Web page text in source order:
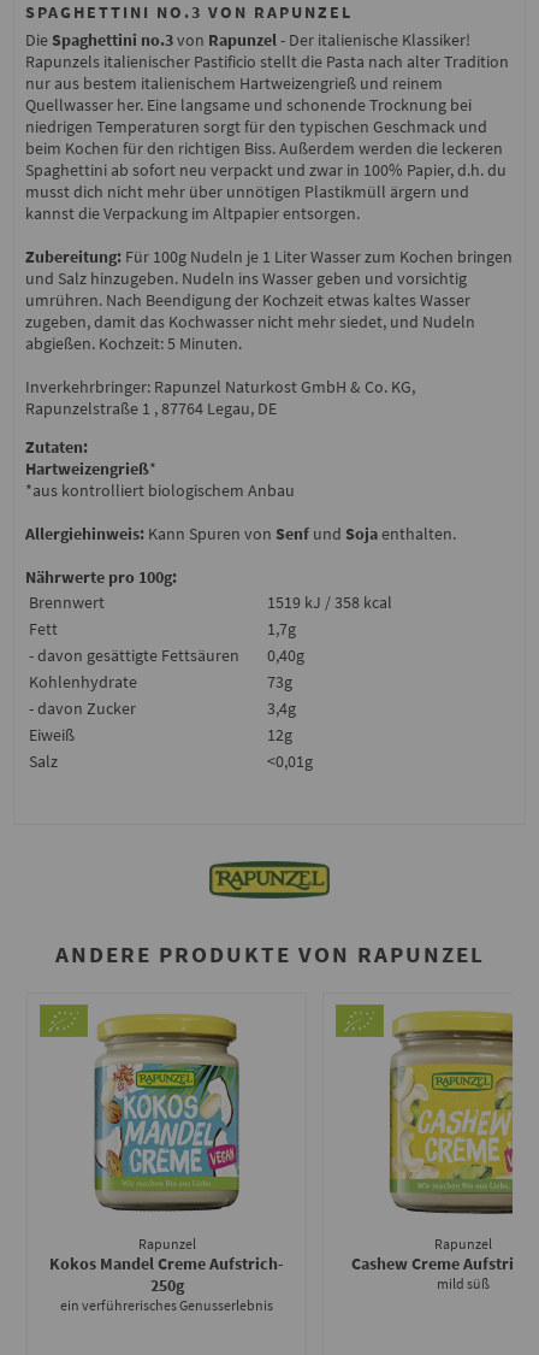
SPAGHETTINI NO.3 VON RAPUNZEL
DieSpaghettini no.3von Rapunzel- Der italienische Klassiker!
Rapunzels italienischer Pastificio stellt die Pasta nach alter Tradition
nur aus bestem italienischem Hartweizengrieß und reinem
Quellwasser her. Eine langsame und schonende Trocknung bei
niedrigen Temperaturen sorgt für den typischen Geschmack und
beim Kochen für den richtigen Biss. Außerdem werden die leckeren
Spaghettini ab sofort neu verpackt und zwar in 100% Papier, d.h. du
musst dich nicht mehr über unnötigen Plastikmüll ärgern und
kannst die Verpackung im Altpapier entsorgen.
Zubereitung:Für 100g Nudeln je 1 Liter Wasser zum Kochen bringen
und Salz hinzugeben. Nudeln ins Wasser geben und vorsichtig
umrühren. Nach Beendigung der Kochzeit etwas kaltes Wasser
zugeben, damit das Kochwasser nicht mehr siedet, und Nudeln
abgießen. Kochzeit: 5 Minuten.
Inverkehrbringer: Rapunzel Naturkost GmbH & Co. KG,
Rapunzelstraße 1 , 87764 Legau, DE
Zutaten:
Hartweizengrieß*
*aus kontrolliert biologischem Anbau
Allergiehinweis:Kann Spuren von Senfund Sojaenthalten.
Nährwerte pro 100g:
Brennwert
1519 kJ / 358 kcal
Fett
1,7g
- davon gesättigte Fettsäuren
0,40g
Kohlenhydrate
73g
- davon Zucker
3,4g
Eiweiß
12g
Salz
<0,01g
ANDERE PRODUKTE VON RAPUNZEL
Rapunzel
Kokos Mandel Creme Aufstrich-
250g
ein verführerisches Genusserlebnis
Rapunzel
Cashew Creme Aufstrich
mild süß